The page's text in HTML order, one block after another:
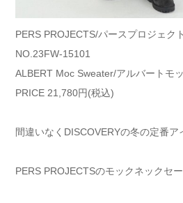
PERS PROJECTS/パースプロジェクト
NO.23FW-15101
ALBERT Moc Sweater/アルバートモ
PRICE 21,780円(税込)
間違いなくDISCOVERYの冬の定番ア
PERS PROJECTSのモックネックセー